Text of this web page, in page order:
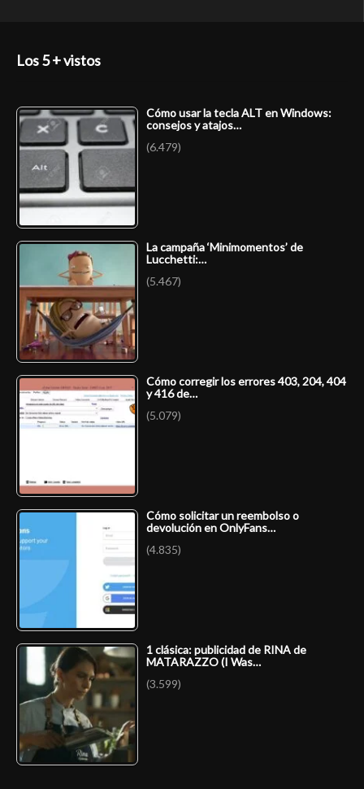
Los 5 + vistos
Cómo usar la tecla ALT en Windows:
consejos y atajos…
(6.479)
La campaña ‘Minimomentos’ de
Lucchetti:…
(5.467)
Cómo corregir los errores 403, 204, 404
y 416 de…
(5.079)
Cómo solicitar un reembolso o
devolución en OnlyFans…
(4.835)
1 clásica: publicidad de RINA de
MATARAZZO (I Was…
(3.599)